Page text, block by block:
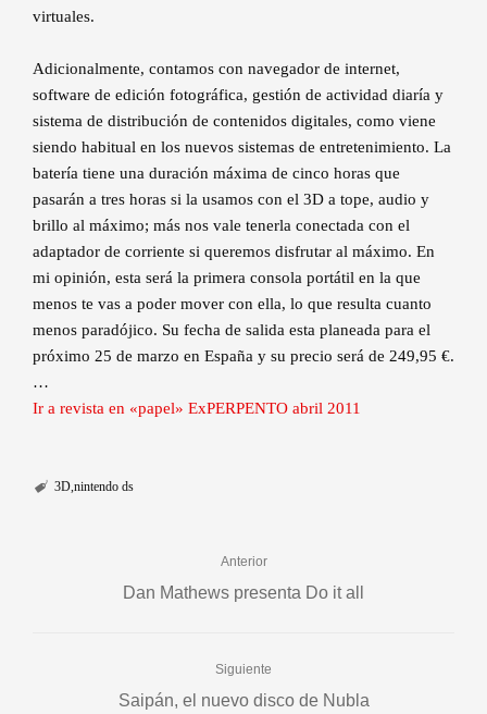
virtuales.
Adicionalmente, contamos con navegador de internet,
software de edición fotográfica, gestión de actividad diaría y
sistema de distribución de contenidos digitales, como viene
siendo habitual en los nuevos sistemas de entretenimiento. La
batería tiene una duración máxima de cinco horas que
pasarán a tres horas si la usamos con el 3D a tope, audio y
brillo al máximo; más nos vale tenerla conectada con el
adaptador de corriente si queremos disfrutar al máximo. En
mi opinión, esta será la primera consola portátil en la que
menos te vas a poder mover con ella, lo que resulta cuanto
menos paradójico. Su fecha de salida esta planeada para el
próximo 25 de marzo en España y su precio será de 249,95 €.
…
Ir a revista en «papel» ExPERPENTO abril 2011
3D nintendo ds
Anterior
Dan Mathews presenta Do it all
Siguiente
Saipán, el nuevo disco de Nubla